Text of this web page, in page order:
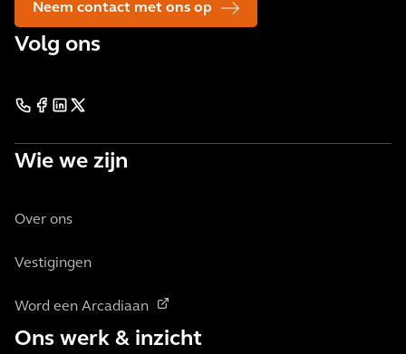
Neem contact met ons op
Volg ons
Wie we zijn
Over ons
Vestigingen
Word een Arcadiaan
Ons werk & inzicht